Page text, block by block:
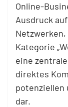
Online-
Ausdruck
Kategorie
eine
direktes
potenziellen
dar.